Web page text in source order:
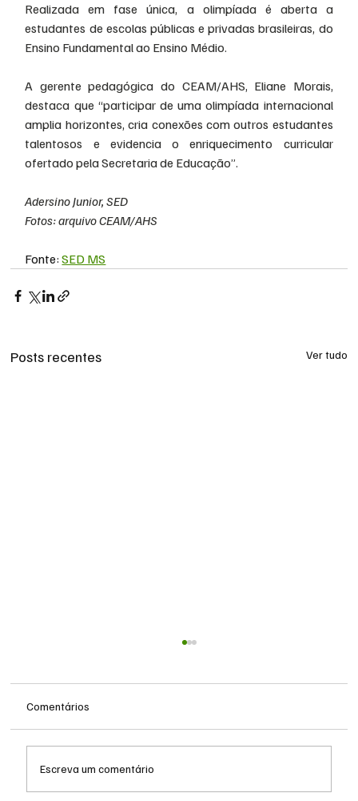
Realizada em fase única, a olimpíada é aberta a
estudantes de escolas públicas e privadas brasileiras, do
Ensino Fundamental ao Ensino Médio.
A gerente pedagógica do CEAM/AHS, Eliane Morais,
destaca que “participar de uma olimpíada internacional
amplia horizontes, cria conexões com outros estudantes
talentosos e evidencia o enriquecimento curricular
ofertado pela Secretaria de Educação”.
Adersino Junior, SED
Fotos: arquivo CEAM/AHS
Fonte: SED MS
Posts recentes Ver tudo
Comentários
Escreva um comentário